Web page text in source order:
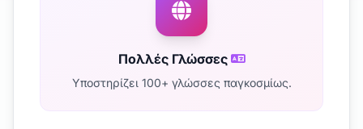
Πολλές Γλώσσες
Υποστηρίζει 100+ γλώσσες παγκοσμίως.